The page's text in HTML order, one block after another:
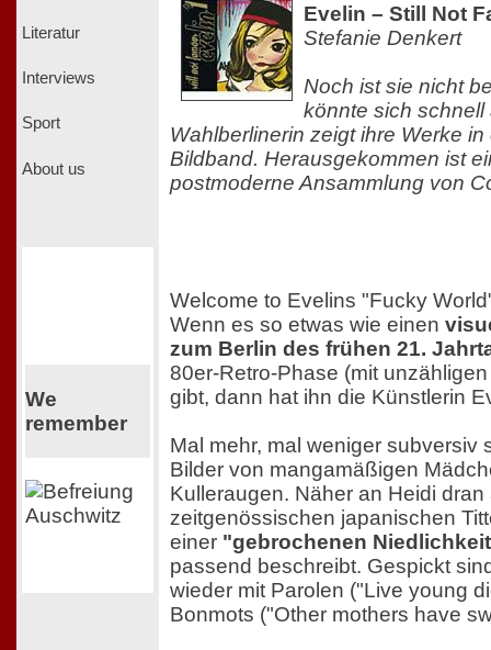
Literatur
Interviews
Sport
About us
We
remember
Evelin – Still Not
Stefanie Denkert
Noch ist sie nicht
könnte sich schnell
Wahlberlinerin zeigt ihre Werke
Bildband. Herausgekommen ist
postmoderne Ansammlung von
Welcome to Evelins "Fucky
Wenn es so etwas wie einen
zum Berlin des frühen 21.
80er-Retro-Phase (mit
gibt, dann hat ihn die Künstlerin
Mal mehr, mal weniger subversiv
Bilder von mangamäßigen
Kulleraugen. Näher an Heidi dran
zeitgenössischen japanischen
einer "gebrochenen
passend beschreibt. Gespickt
wieder mit Parolen ("Live young
Bonmots ("Other mothers have